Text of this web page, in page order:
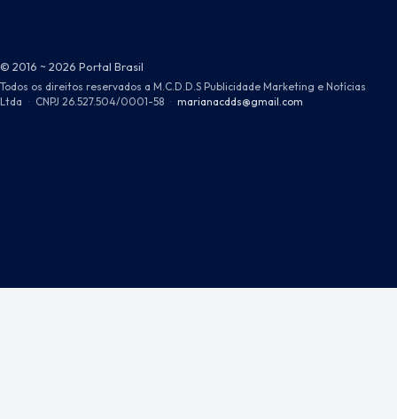
© 2016 ~ 2026 Portal Brasil
Todos os direitos reservados a M.C.D.D.S Publicidade Marketing e Notícias
Ltda · CNPJ 26.527.504/0001-58 · marianacdds@gmail.com